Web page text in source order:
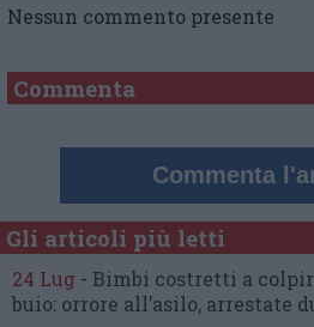
Nessun commento presente
Commenta
Commenta
Gli articoli più letti
24 Lug - Bimbi costretti a
buio: orrore all’asilo, arrestate